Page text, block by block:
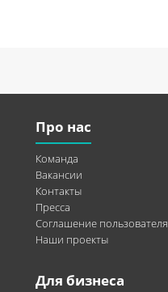
Про нас
Команда
Вакансии
Контакты
Пресса
Соглашение пользователя
Наши проекты
Для бизнеса